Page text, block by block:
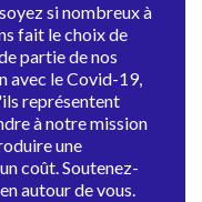
si nombreux à
fait le choix de
partie de nos
avec le Covid-19,
représentent
à notre mission
une
coût. Soutenez-
autour de vous.